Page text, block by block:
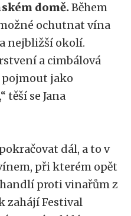
domě.Během
ochutnat vína
nejbližší okolí.
a cimbálová
pojmout jako
těší se Jana
dál, a to v
při kterém opět
proti vinařům z
zahájí Festival